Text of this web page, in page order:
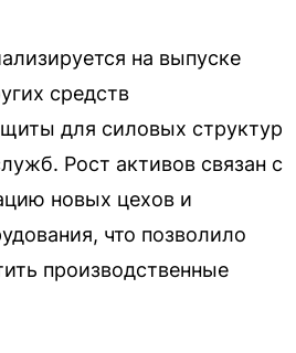
на выпуске
средств
для силовых структур
Рост активов связан с
новых цехов и
что позволило
производственные